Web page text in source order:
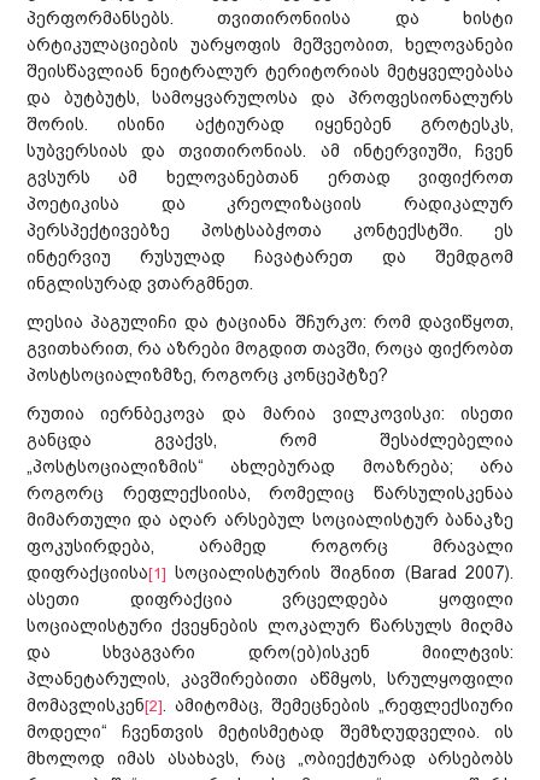
პერფორმანსებს. თვითირონიისა და ხისტი
არტიკულაციების უარყოფის მეშვეობით, ხელოვანები
შეისწავლიან ნეიტრალურ ტერიტორიას მეტყველებასა
და ბუტბუტს, სამოყვარულოსა და პროფესიონალურს
შორის. ისინი აქტიურად იყენებენ გროტესკს,
სუბვერსიას და თვითირონიას. ამ ინტერვიუში, ჩვენ
გვსურს ამ ხელოვანებთან ერთად ვიფიქროთ
პოეტიკისა და კრეოლიზაციის რადიკალურ
პერსპექტივებზე პოსტსაბჭოთა კონტექსტში. ეს
ინტერვიუ რუსულად ჩავატარეთ და შემდგომ
ინგლისურად ვთარგმნეთ.
ლესია პაგულიჩი და ტაციანა შჩურკო: რომ დავიწყოთ,
გვითხარით, რა აზრები მოგდით თავში, როცა ფიქრობთ
პოსტსოციალიზმზე, როგორც კონცეპტზე?
რუთია იერნბეკოვა და მარია ვილკოვისკი: ისეთი
განცდა გვაქვს, რომ შესაძლებელია
„პოსტსოციალიზმის“ ახლებურად მოაზრება; არა
როგორც რეფლექსიისა, რომელიც წარსულისკენაა
მიმართული და აღარ არსებულ სოციალისტურ ბანაკზე
ფოკუსირდება, არამედ როგორც მრავალი
დიფრაქციისა[1] სოციალისტურის შიგნით (Barad 2007).
ასეთი დიფრაქცია ვრცელდება ყოფილი
სოციალისტური ქვეყნების ლოკალურ წარსულს მიღმა
და სხვაგვარი დრო(ებ)ისკენ მიილტვის:
პლანეტარულის, კავშირებითი აწმყოს, სრულყოფილი
მომავლისკენ[2] . ამიტომაც, შემეცნების „რეფლექსიური
მოდელი“ ჩვენთვის მეტისმეტად შემზღუდველია. ის
მხოლოდ იმას ასახავს, რაც „ობიექტურად არსებობს